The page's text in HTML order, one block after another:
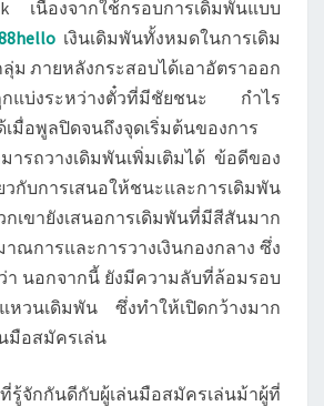
เนื่องจากใช้กรอบการเดิมพันแบบ
เงินเดิมพันทั้งหมดในการเดิม
ม ภายหลังกระสอบได้เอาอัตราออก
กแบ่งระหว่างตั๋วที่มีชัยชนะ กำไร
เมื่อพูลปิดจนถึงจุดเริ่มต้นของการ
ารถวางเดิมพันเพิ่มเติมได้ ข้อดีของ
วกับการเสนอให้ชนะและการเดิมพัน
ขายังเสนอการเดิมพันที่มีสีสันมาก
ณการและการวางเงินกองกลาง ซึ่ง
า นอกจากนี้ ยังมีความลับที่ล้อมรอบ
หวนเดิมพัน ซึ่งทำให้เปิดกว้างมาก
อสมัครเล่น
รู้จักกันดีกับผู้เล่นมือสมัครเล่นม้าผู้ที่